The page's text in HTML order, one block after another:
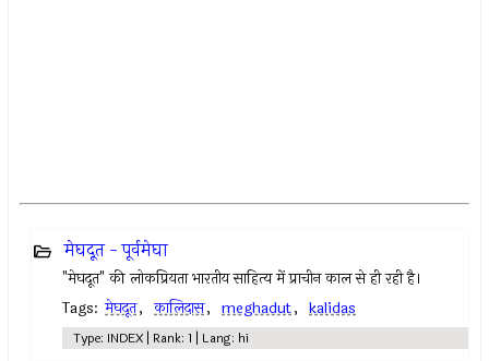
मेघदूत - पूर्वमेघा
"मेघदूत" की लोकप्रियता भारतीय साहित्य में प्राचीन काल से ही रही है।
Tags: मेघदूत, कालिदास, meghadut, kalidas
Type: INDEX | Rank: 1 | Lang: hi